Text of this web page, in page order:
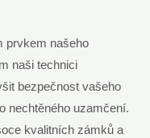
prvkem našeho
naši technici
bezpečnost vašeho
nechtěného uzamčení.
kvalitních zámků a